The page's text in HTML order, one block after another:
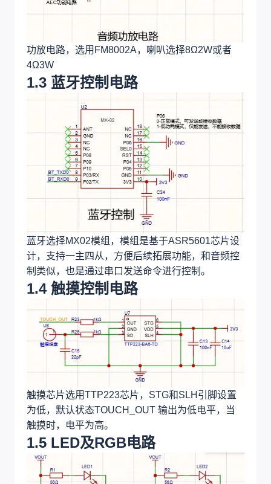
功放电路，选用FM8002A，喇叭选择8Ω2W或者
4Ω3W
1.3 蓝牙控制电路
蓝牙选择MX02模组，模组是基于ASR5601芯片设
计，支持一主四从，方便后续拓展功能，和音频控
制类似，也是通过串口发送命令进行控制。
1.4 触摸控制电路
触摸芯片选用TTP223芯片，STG和SLH引脚设置
为低，默认状态TOUCH_OUT 输出为低电平，当
触摸时，电平为高。
1.5 LED及RGB电路